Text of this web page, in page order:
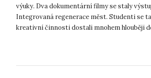
výuky. Dva dokumentární filmy se staly
Integrovaná regenerace měst. Studenti se
kreativní činnosti dostali mnohem hlouběji